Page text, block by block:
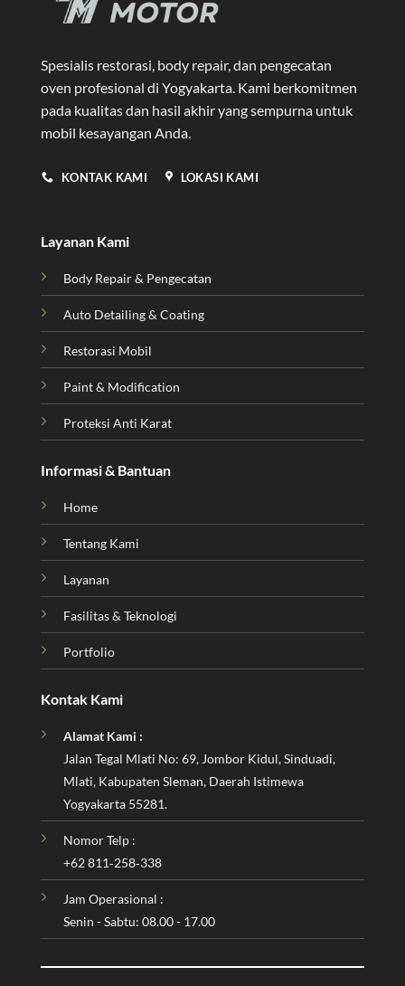
Spesialis restorasi, body repair, dan pengecatan
oven profesional di Yogyakarta. Kami berkomitmen
pada kualitas dan hasil akhir yang sempurna untuk
mobil kesayangan Anda.
KONTAK KAMI LOKASI KAMI
Layanan Kami
Body Repair & Pengecatan
Auto Detailing & Coating
Restorasi Mobil
Paint & Modification
Proteksi Anti Karat
Informasi & Bantuan
Home
Tentang Kami
Layanan
Fasilitas & Teknologi
Portfolio
Kontak Kami
Alamat Kami :
Jalan Tegal Mlati No: 69, Jombor Kidul, Sinduadi,
Mlati, Kabupaten Sleman, Daerah Istimewa
Yogyakarta 55281.
Nomor Telp :
‪+62 811‑258‑338‬
Jam Operasional :
Senin - Sabtu: 08.00 - 17.00